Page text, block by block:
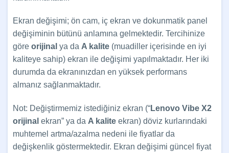
Ekran değişimi; ön cam, iç ekran ve dokunmatik panel
değişiminin bütünü anlamına gelmektedir. Tercihinize
göre orijinal ya da A kalite (muadiller içerisinde en iyi
kaliteye sahip) ekran ile değişimi yapılmaktadır. Her iki
durumda da ekranınızdan en yüksek performans
almanız sağlanmaktadır.
Not: Değiştirmemiz istediğiniz ekran (“Lenovo Vibe X2
orijinal ekran” ya da A kalite ekran) döviz kurlarındaki
muhtemel artma/azalma nedeni ile fiyatlar da
değişkenlik göstermektedir. Ekran değişimi güncel fiyat